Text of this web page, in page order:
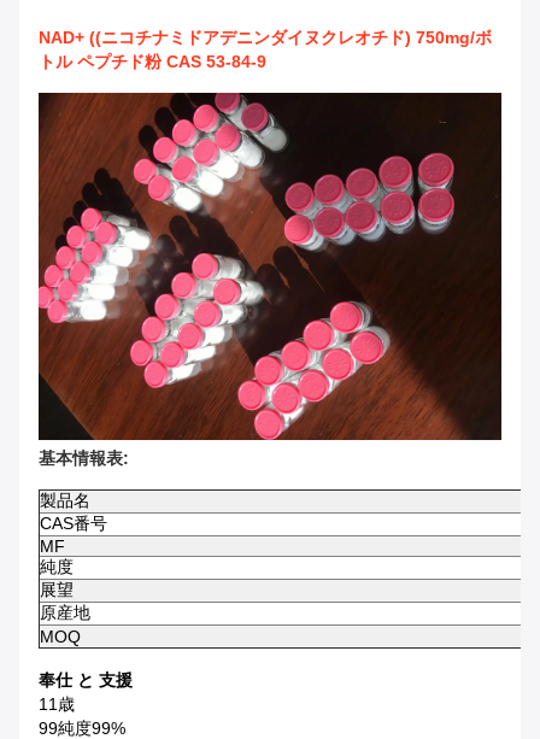
NAD+ ((ニコチナミドアデニンダイヌクレオチド) 750mg/ボ
トル ペプチド粉 CAS 53-84-9
基本情報表:
製品名
CAS番号
MF
純度
展望
原産地
MOQ
奉仕 と 支援
11歳
99純度99%